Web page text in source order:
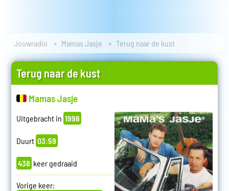
Jouwradio Mamas Jasje Terug naar de kust
Terug naar de kust
Mamas Jasje
Uitgebracht in 1998
Duurt 03:59
438 keer gedraaid
Vorige keer: